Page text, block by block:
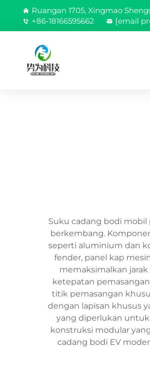
Ruangan 1705, Xingmao
+86-18166595662
[email
Suku cadang bodi
berkembang.
seperti aluminium dan
fender, panel kap
memaksimalkan
ketepatan
titik pemasangan
dengan lapisan khusus
yang diperlukan
konstruksi modular
cadang bodi EV